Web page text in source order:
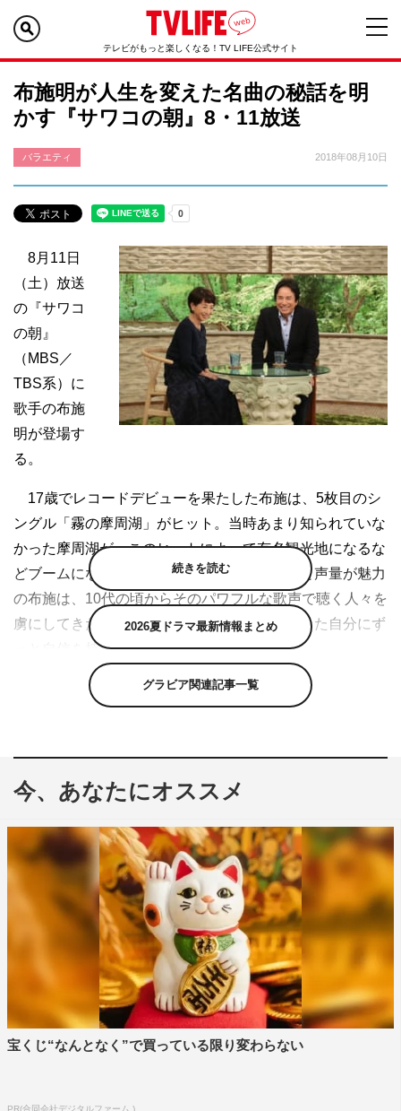
テレビがもっと楽しくなる！TV LIFE公式サイト
布施明が人生を変えた名曲の秘話を明
かす『サワコの朝』8・11放送
バラエティ 2018年08月10日
8月11日
（土）放送
の『サワコ
の朝』
（MBS／
TBS系）に
歌手の布施
明が登場す
る。
17歳でレコードデビューを果たした布施は、5枚目のシ
ングル「霧の摩周湖」がヒット。当時あまり知られていな
かった摩周湖が、このヒットによって有名観光地になるな
どブームになった。今なお、圧倒的な歌唱力と声量が魅力
の布施は、10代の頃からそのパワフルな歌声で聴く人々を
虜にしてきたが、音楽の基礎を学んでこなかった自分にず
っと自信を持てなかったという。
そして、27歳の時に発売した「シクラメンのかほり」が
施が、自分の音楽人生を大きく変えることになった名曲の
知られざる秘話を語る。
「記憶の中で今もきらめく1曲」では、坂本九の「九ちゃ
んのズンタタッタ」を選曲。小学生の頃、近所で催された
慰安コンサートでこの曲を歌う坂本九の姿に衝撃を受けた
という思い出の曲を聴きながら当時のエピソードを明か
布施明のパワーの源に阿川佐和子が迫る『サワコの朝』
は、8月11日（土）放送。
続きを読む
2026夏ドラマ最新情報まとめ
グラビア関連記事一覧
今、あなたにオススメ
宝くじ“なんとなく”で買っている限り変わらない
PR(合同会社デジタルファーム )